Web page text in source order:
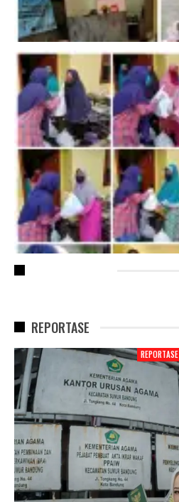
REPORTASE
REPORTASE